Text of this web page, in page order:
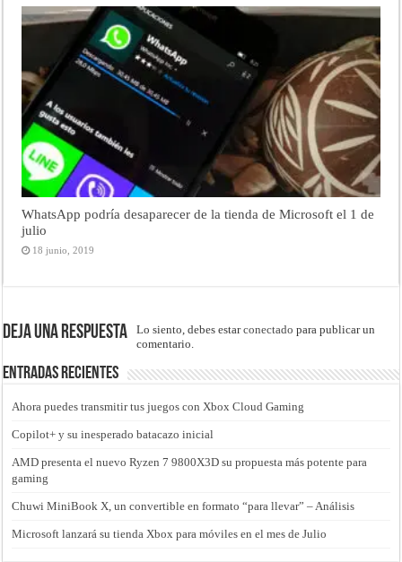
WhatsApp podría desaparecer de la tienda de Microsoft el 1 de
julio
18 junio, 2019
Deja una respuesta Lo siento, debes estarconectado para publicar un
comentario.
Entradas recientes
Ahora puedes transmitir tus juegos con Xbox Cloud Gaming
Copilot+ y su inesperado batacazo inicial
AMD presenta el nuevo Ryzen 7 9800X3D su propuesta más potente para
gaming
Chuwi MiniBook X, un convertible en formato “para llevar” – Análisis
Microsoft lanzará su tienda Xbox para móviles en el mes de Julio